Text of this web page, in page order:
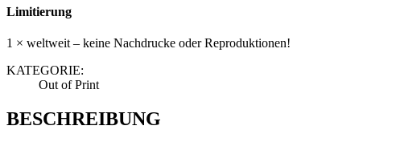
Limitierung
1 × weltweit – keine Nachdrucke oder Reproduktionen!
KATEGORIE:
Out of Print
BESCHREIBUNG